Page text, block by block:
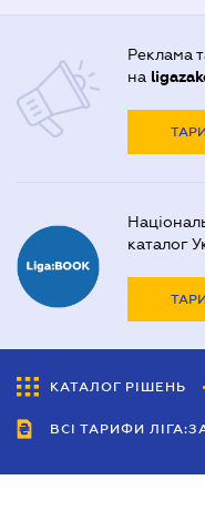
Реклама
на
каталог
КАТАЛОГ РІШЕНЬ
ВСІ ТАРИФИ